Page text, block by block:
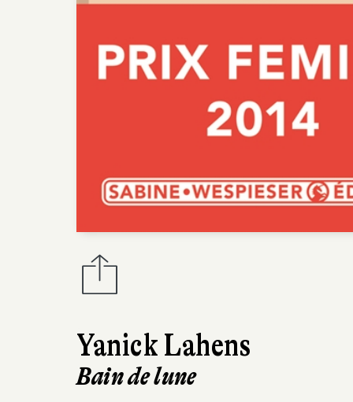
Yanick Lahens
Bain de lune